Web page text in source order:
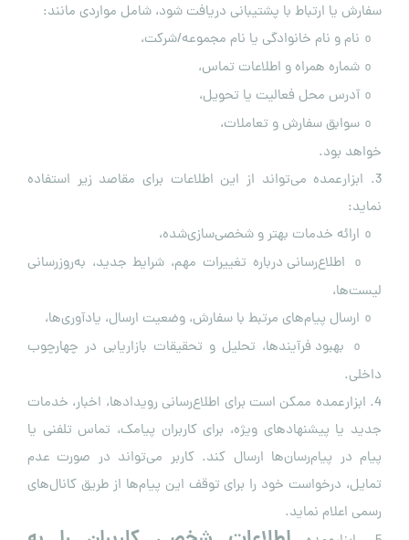
سفارش یا ارتباط با پشتیبانی دریافت شود، شامل مواردی مانند:
نام و نام خانوادگی یا نام مجموعه/شرکت،
شماره همراه و اطلاعات تماس،
آدرس محل فعالیت یا تحویل،
سوابق سفارش و تعاملات،
خواهد بود.
3. ابزارعمده می‌تواند از این اطلاعات برای مقاصد زیر استفاده
نماید:
ارائه خدمات بهتر و شخصی‌سازی‌شده،
اطلاع‌رسانی درباره تغییرات مهم، شرایط جدید، به‌روزرسانی
لیست‌ها،
ارسال پیام‌های مرتبط با سفارش، وضعیت ارسال، یادآوری‌ها،
بهبود فرآیندها، تحلیل و تحقیقات بازاریابی در چهارچوب
داخلی.
4. ابزارعمده ممکن است برای اطلاع‌رسانی رویدادها، اخبار، خدمات
جدید یا پیشنهادهای ویژه، برای کاربران پیامک، تماس تلفنی یا
پیام در پیام‌رسان‌ها ارسال کند. کاربر می‌تواند در صورت عدم
تمایل، درخواست خود را برای توقف این پیام‌ها از طریق کانال‌های
رسمی اعلام نماید.